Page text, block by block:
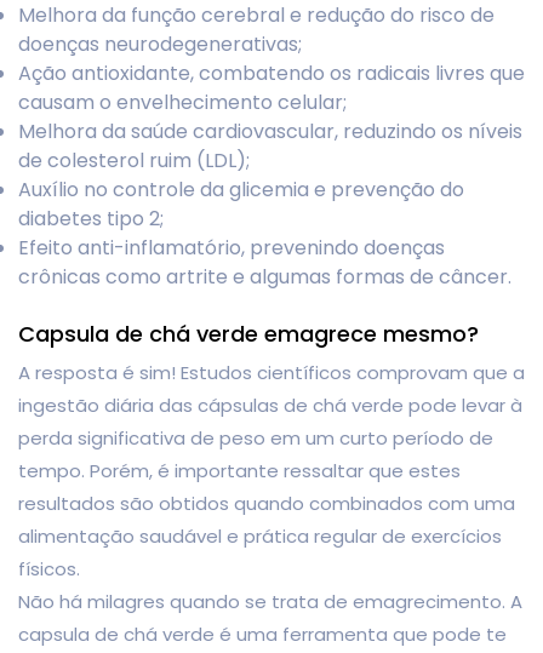
Melhora da função cerebral e redução do risco de
doenças neurodegenerativas;
Ação antioxidante, combatendo os radicais livres que
causam o envelhecimento celular;
Melhora da saúde cardiovascular, reduzindo os níveis
de colesterol ruim (LDL);
Auxílio no controle da glicemia e prevenção do
diabetes tipo 2;
Efeito anti-inflamatório, prevenindo doenças
crônicas como artrite e algumas formas de câncer.
Capsula de chá verde emagrece mesmo?
A resposta é sim! Estudos científicos comprovam que a
ingestão diária das cápsulas de chá verde pode levar à
perda significativa de peso em um curto período de
tempo. Porém, é importante ressaltar que estes
resultados são obtidos quando combinados com uma
alimentação saudável e prática regular de exercícios
físicos.
Não há milagres quando se trata de emagrecimento. A
capsula de chá verde é uma ferramenta que pode te